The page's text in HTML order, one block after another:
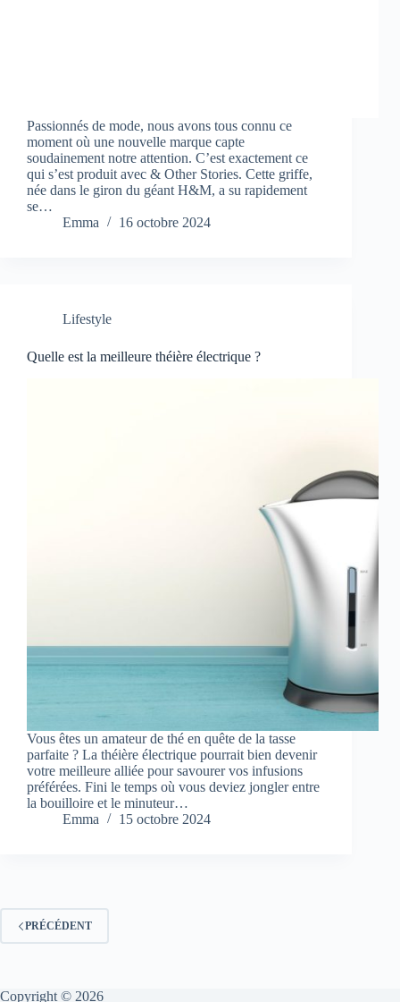
Passionnés de mode, nous avons tous connu ce
moment où une nouvelle marque capte
soudainement notre attention. C’est exactement ce
qui s’est produit avec & Other Stories. Cette griffe,
née dans le giron du géant H&M, a su rapidement
se…
Emma
16 octobre 2024
Lifestyle
Quelle est la meilleure théière électrique ?
Vous êtes un amateur de thé en quête de la tasse
parfaite ? La théière électrique pourrait bien devenir
votre meilleure alliée pour savourer vos infusions
préférées. Fini le temps où vous deviez jongler entre
la bouilloire et le minuteur…
Emma
15 octobre 2024
PRÉCÉDENT
Copyright © 2026